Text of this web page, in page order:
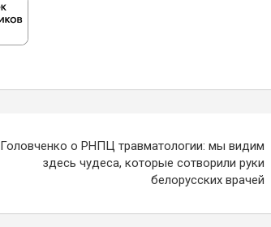
Головченко о РНПЦ травматологии: мы видим
здесь чудеса, которые сотворили руки
белорусских врачей